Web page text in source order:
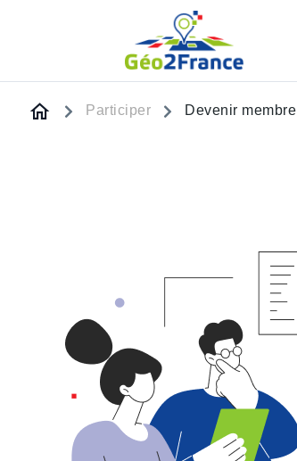
Participer Devenir membre